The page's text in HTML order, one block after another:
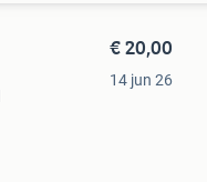
€ 20,00
14 jun 26